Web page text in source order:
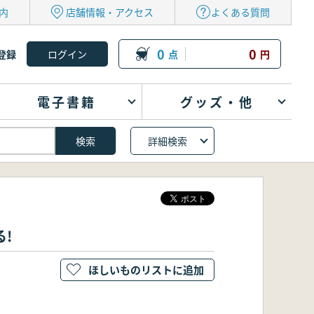
店舗情報・アクセス よくある質問
録 0 点 0 円
電子書籍 グッズ・他
詳細検索
!
ほしいものリストに追加